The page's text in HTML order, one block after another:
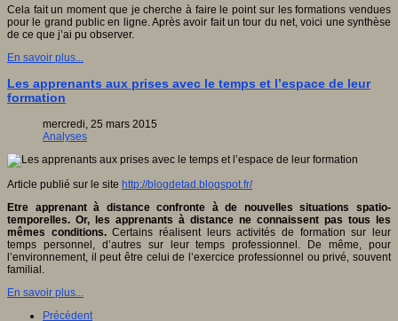
Cela fait un moment que je cherche à faire le point sur les formations vendues
pour le grand public en ligne. Après avoir fait un tour du net, voici une synthèse
de ce que j’ai pu observer.
En savoir plus...
Les apprenants aux prises avec le temps et l’espace de leur
formation
mercredi, 25 mars 2015
Analyses
Article publié sur le site http://blogdetad.blogspot.fr/
Etre apprenant à distance confronte à de nouvelles situations spatio-
temporelles. Or, les apprenants à distance ne connaissent pas tous les
mêmes conditions.Certains réalisent leurs activités de formation sur leur
temps personnel, d’autres sur leur temps professionnel. De même, pour
l’environnement, il peut être celui de l’exercice professionnel ou privé, souvent
familial.
En savoir plus...
Précédent